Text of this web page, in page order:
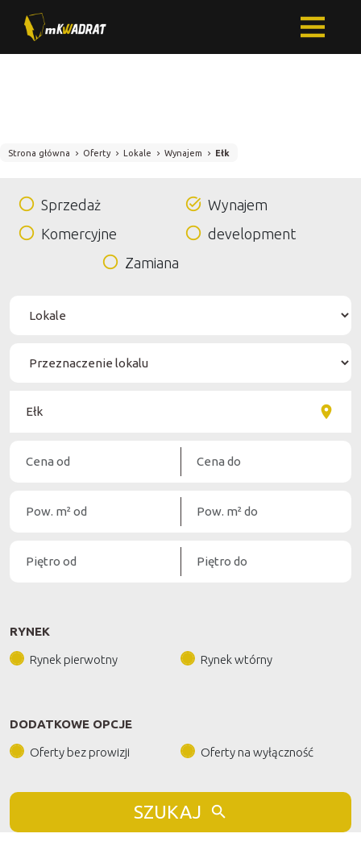
Strona główna Oferty Lokale Wynajem Ełk
Sprzedaż
Wynajem
Komercyjne
development
Zamiana
RYNEK
Rynek pierwotny Rynek wtórny
DODATKOWE OPCJE
Oferty bez prowizji Oferty na wyłączność
SZUKAJ